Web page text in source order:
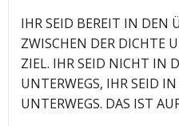
IHR SEID BEREIT IN DEN
ZWISCHEN DER DICHTE
ZIEL. IHR SEID NICHT IN
UNTERWEGS, IHR SEID
UNTERWEGS. DAS IST